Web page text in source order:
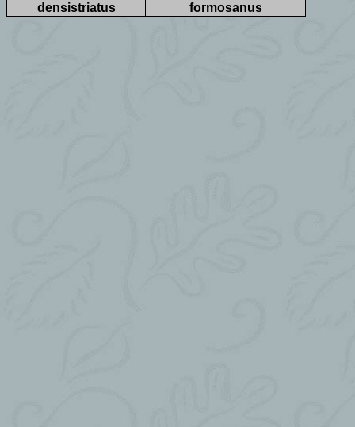
densistriatus formosanus